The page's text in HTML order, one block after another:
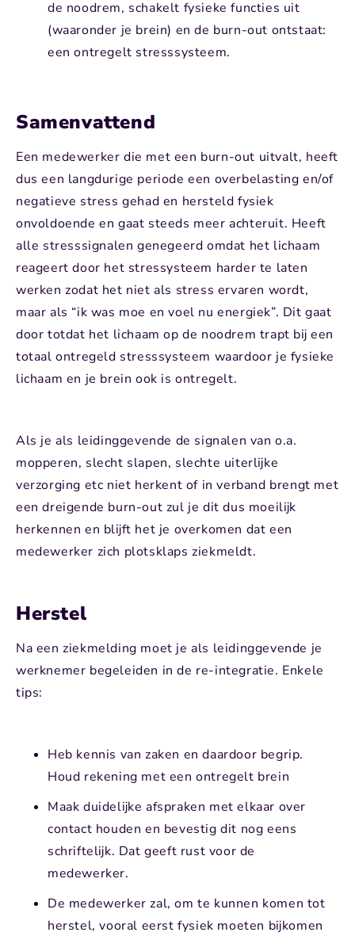
de noodrem, schakelt fysieke functies uit
(waaronder je brein) en de burn-out ontstaat:
een ontregelt stresssysteem.
Samenvattend
Een medewerker die met een burn-out uitvalt, heeft
dus een langdurige periode een overbelasting en/of
negatieve stress gehad en hersteld fysiek
onvoldoende en gaat steeds meer achteruit. Heeft
alle stresssignalen genegeerd omdat het lichaam
reageert door het stressysteem harder te laten
werken zodat het niet als stress ervaren wordt,
maar als “ik was moe en voel nu energiek”. Dit gaat
door totdat het lichaam op de noodrem trapt bij een
totaal ontregeld stresssysteem waardoor je fysieke
lichaam en je brein ook is ontregelt.
Als je als leidinggevende de signalen van o.a.
mopperen, slecht slapen, slechte uiterlijke
verzorging etc niet herkent of in verband brengt met
een dreigende burn-out zul je dit dus moeilijk
herkennen en blijft het je overkomen dat een
medewerker zich plotsklaps ziekmeldt.
Herstel
Na een ziekmelding moet je als leidinggevende je
werknemer begeleiden in de re-integratie. Enkele
tips:
Heb kennis van zaken en daardoor begrip.
Houd rekening met een ontregelt brein
Maak duidelijke afspraken met elkaar over
contact houden en bevestig dit nog eens
schriftelijk. Dat geeft rust voor de
medewerker.
De medewerker zal, om te kunnen komen tot
herstel, vooral eerst fysiek moeten bijkomen